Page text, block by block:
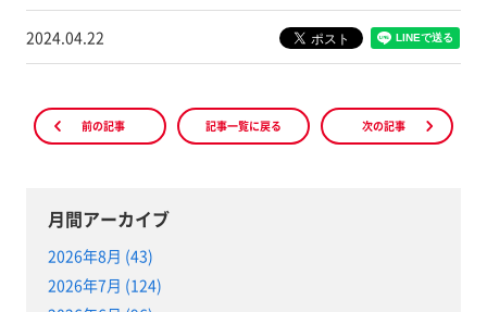
2024.04.22
前の記事 記事一覧に戻る 次の記事
月間アーカイブ
2026年8月 (43)
2026年7月 (124)